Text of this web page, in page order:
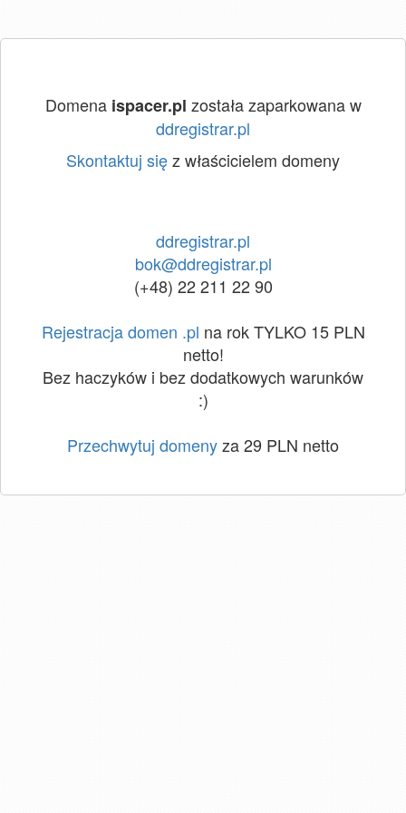
Domena ispacer.pl została zaparkowana w
ddregistrar.pl
Skontaktuj sięz właścicielem domeny
ddregistrar.pl
bok@ddregistrar.pl
(+48) 22 211 22 90
Rejestracja domen .pl na rok TYLKO 15 PLN
netto!
Bez haczyków i bez dodatkowych warunków
:)
Przechwytuj domenyza 29 PLN netto